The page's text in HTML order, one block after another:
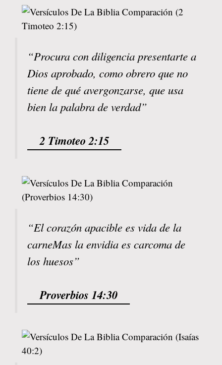
“Procura con diligencia presentarte a
Dios aprobado, como obrero que no
tiene de qué avergonzarse, que usa
bien la palabra de verdad”
2 Timoteo 2:15
“El corazón apacible es vida de la
carneMas la envidia es carcoma de
los huesos”
Proverbios 14:30